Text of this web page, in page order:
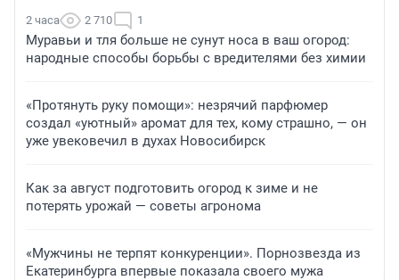
2 часа 2 710 1
Муравьи и тля больше не сунут носа в ваш огород:
народные способы борьбы с вредителями без химии
«Протянуть руку помощи»: незрячий парфюмер
создал «уютный» аромат для тех, кому страшно, — он
уже увековечил в духах Новосибирск
Как за август подготовить огород к зиме и не
потерять урожай — советы агронома
«Мужчины не терпят конкуренции». Порнозвезда из
Екатеринбурга впервые показала своего мужа